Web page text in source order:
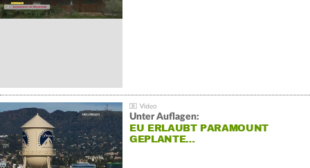
Unter Auflagen:
EU ERLAUBT PARAMOUNT
GEPLANTE…